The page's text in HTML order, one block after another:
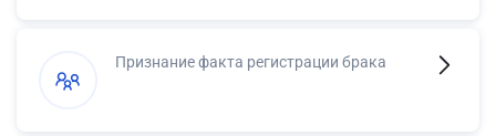
Признание факта регистрации брака